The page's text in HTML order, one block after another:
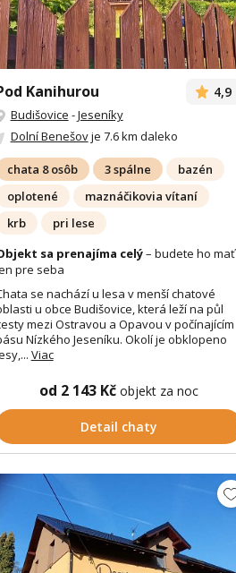
Kanihurou 4,9
Budišovice -Jeseníky
Dolní Benešovje 7.6 km daleko
chata 8 osôb 3 spálne
bazén
oplotené
maznáčikovia vítaní
krb
pri lese
sa prenajíma celý– budete ho mať
pre seba
se nachází u lesa v menší chatové
u obce Budišovice, která leží na půl
mezi Ostravou a Opavou v počínajícím
Nízkého Jeseníku. Okolí je obklopeno
Viac
od 2 143 Kč objekt za noc
Detail chaty